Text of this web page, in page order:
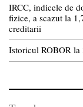
IRCC, indicele de
fizice, a scazut la
creditarii
Istoricul ROBOR